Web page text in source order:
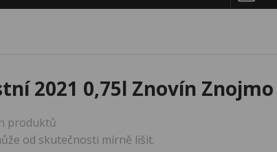
2021 0,75l Znovín Znojmo
produktů
od skutečnosti mírně lišit.